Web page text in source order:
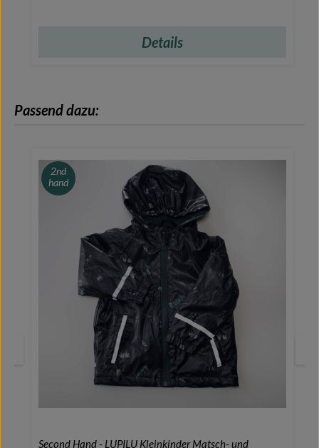
Details
Produktgalerie überspringen
Passend dazu:
2nd
hand
Second Hand - LUPILU Kleinkinder Matsch- und